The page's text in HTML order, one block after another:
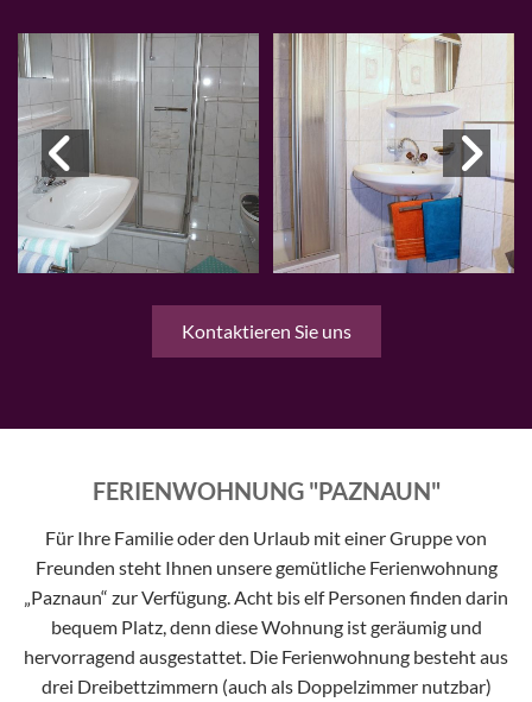
Kontaktieren Sie uns
FERIENWOHNUNG "PAZNAUN"
Für Ihre Familie oder den Urlaub mit einer Gruppe von
Freunden steht Ihnen unsere gemütliche Ferienwohnung
„Paznaun“ zur Verfügung. Acht bis elf Personen finden darin
bequem Platz, denn diese Wohnung ist geräumig und
hervorragend ausgestattet. Die Ferienwohnung besteht aus
drei Dreibettzimmern (auch als Doppelzimmer nutzbar)